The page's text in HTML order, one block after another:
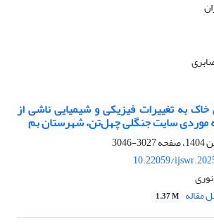
به تغییرات فیزیکی و شیمیایی ناشی از
موردی سایت جنگلی چهل‌تن، شهرستان بم
3027-3046
10.22059/
مقاله 1.37 M